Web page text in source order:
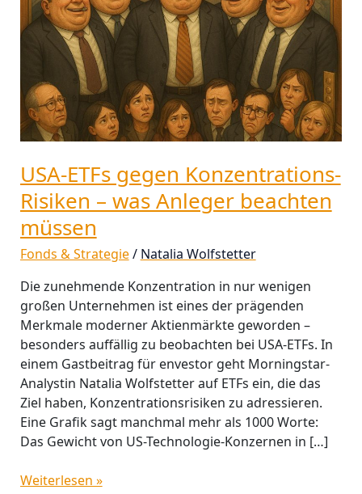
USA-ETFs gegen Konzentrations-
Risiken – was Anleger beachten
müssen
Fonds & Strategie/ Natalia Wolfstetter
Die zunehmende Konzentration in nur wenigen
großen Unternehmen ist eines der prägenden
Merkmale moderner Aktienmärkte geworden –
besonders auffällig zu beobachten bei USA-ETFs. In
einem Gastbeitrag für envestor geht Morningstar-
Analystin Natalia Wolfstetter auf ETFs ein, die das
Ziel haben, Konzentrationsrisiken zu adressieren.
Eine Grafik sagt manchmal mehr als 1000 Worte:
Das Gewicht von US-Technologie-Konzernen in […]
Risiken
–
beachten
müssen
Weiterlesen »